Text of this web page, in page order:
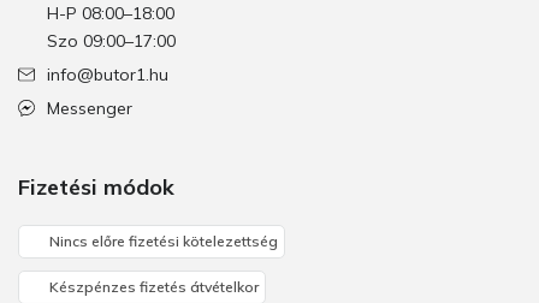
H-P 08:00–18:00
Szo 09:00–17:00
info@butor1.hu
Messenger
Fizetési módok
Nincs előre fizetési kötelezettség
Készpénzes fizetés átvételkor